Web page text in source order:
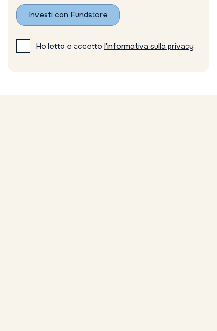
Investi con Fundstore
Ho letto e accetto l'informativa sulla privacy